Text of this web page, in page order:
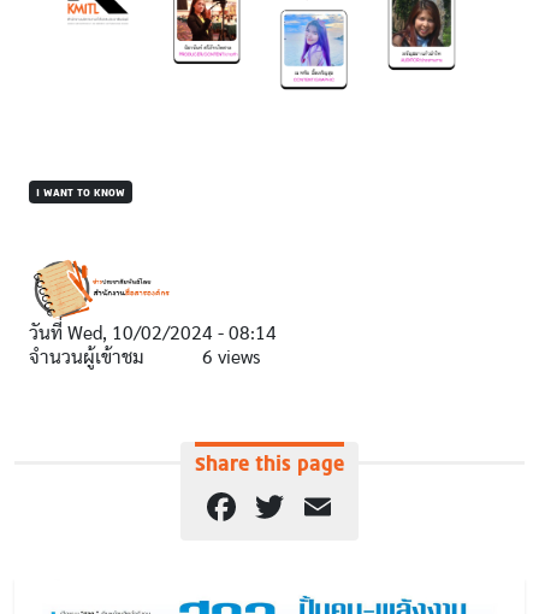
I WANT TO KNOW
วันที่ Wed, 10/02/2024 - 08:14
จำนวนผู้เข้าชม
6 views
Share this page
Facebook
Twitter